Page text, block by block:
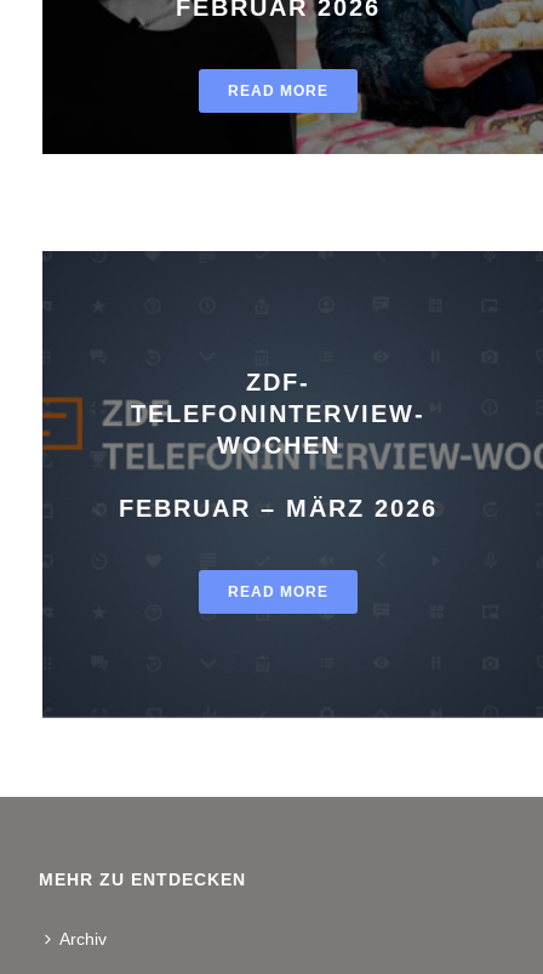
FEBRUAR 2026
READ MORE
ZDF-
TELEFONINTERVIEW-
WOCHEN
FEBRUAR – MÄRZ 2026
READ MORE
MEHR ZU ENTDECKEN
Archiv